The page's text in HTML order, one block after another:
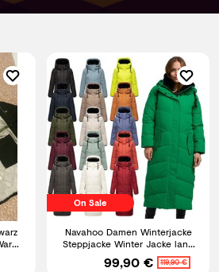
On Sale
Navahoo Damen Winterjacke
Steppjacke Winter Jacke lang
warm Mantel Parker B976
99,90 € 119,90 €